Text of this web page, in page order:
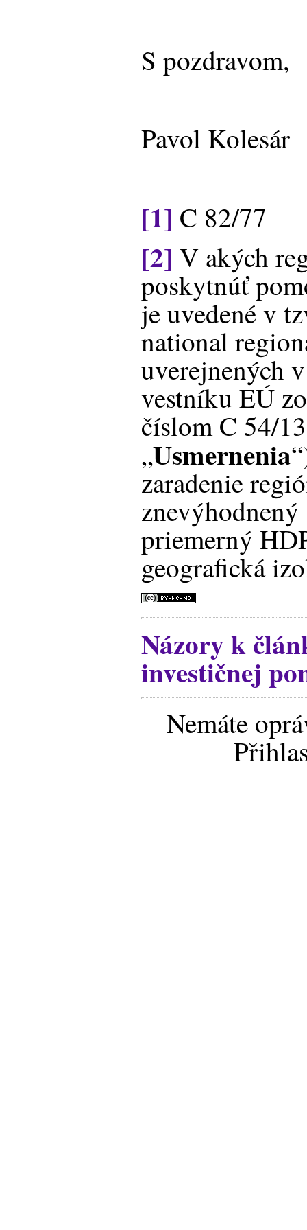
S pozdravom,
Pavol Kolesár
[1] C 82/77
[2] V akých
poskytnúť
je uvedené v
national
uverejnených
vestníku EÚ
číslom C 54/
„Usmernenia
zaradenie
priemerný
geografická
Názory k
investičnej
Nemáte